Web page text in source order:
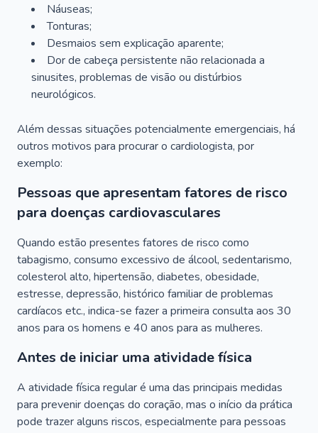
Náuseas;
Tonturas;
Desmaios sem explicação aparente;
Dor de cabeça persistente não relacionada a
sinusites, problemas de visão ou distúrbios
neurológicos.
Além dessas situações potencialmente emergenciais, há
outros motivos para procurar o cardiologista, por
exemplo:
Pessoas que apresentam fatores de risco
para doenças cardiovasculares
Quando estão presentes fatores de risco como
tabagismo, consumo excessivo de álcool, sedentarismo,
colesterol alto, hipertensão, diabetes, obesidade,
estresse, depressão, histórico familiar de problemas
cardíacos etc., indica-se fazer a primeira consulta aos 30
anos para os homens e 40 anos para as mulheres.
Antes de iniciar uma atividade física
A atividade física regular é uma das principais medidas
para prevenir doenças do coração, mas o início da prática
pode trazer alguns riscos, especialmente para pessoas